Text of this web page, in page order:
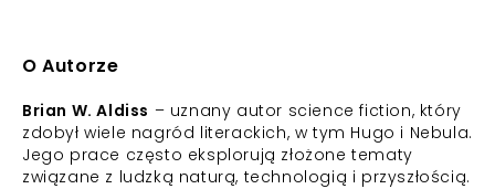
O Autorze
Brian W. Aldiss – uznany autor science fiction, który
zdobył wiele nagród literackich, w tym Hugo i Nebula.
Jego prace często eksplorują złożone tematy
związane z ludzką naturą, technologią i przyszłością.